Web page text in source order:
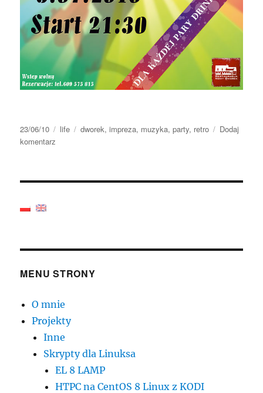
Data
publikacji
23/06/10 Kategorie
life Tagi
dworek,impreza, muzyka,party, retro
Dodaj
komentarz
MENU STRONY
O mnie
Projekty
Inne
Skrypty dla Linuksa
EL 8 LAMP
HTPC na CentOS 8 Linux z KODI